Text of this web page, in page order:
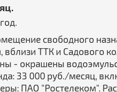
свободного
вблизи ТТК и Садового
- окрашены
33 000 руб./месяц,
ПАО "Ростелеком".